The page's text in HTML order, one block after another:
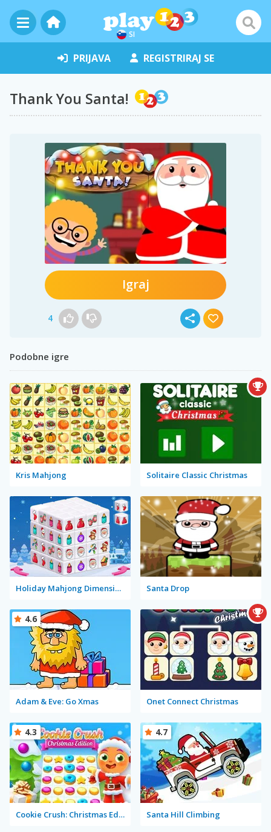
SI
PRIJAVA REGISTRIRAJ SE
Thank You Santa!
Igraj
4
Podobne igre
Kris Mahjong Solitaire Classic Christmas
Holiday Mahjong Dimensions Santa Drop
Adam & Eve: Go Xmas
4.6
Onet Connect Christmas
Cookie Crush: Christmas Edition
4.3
Santa Hill Climbing
4.7